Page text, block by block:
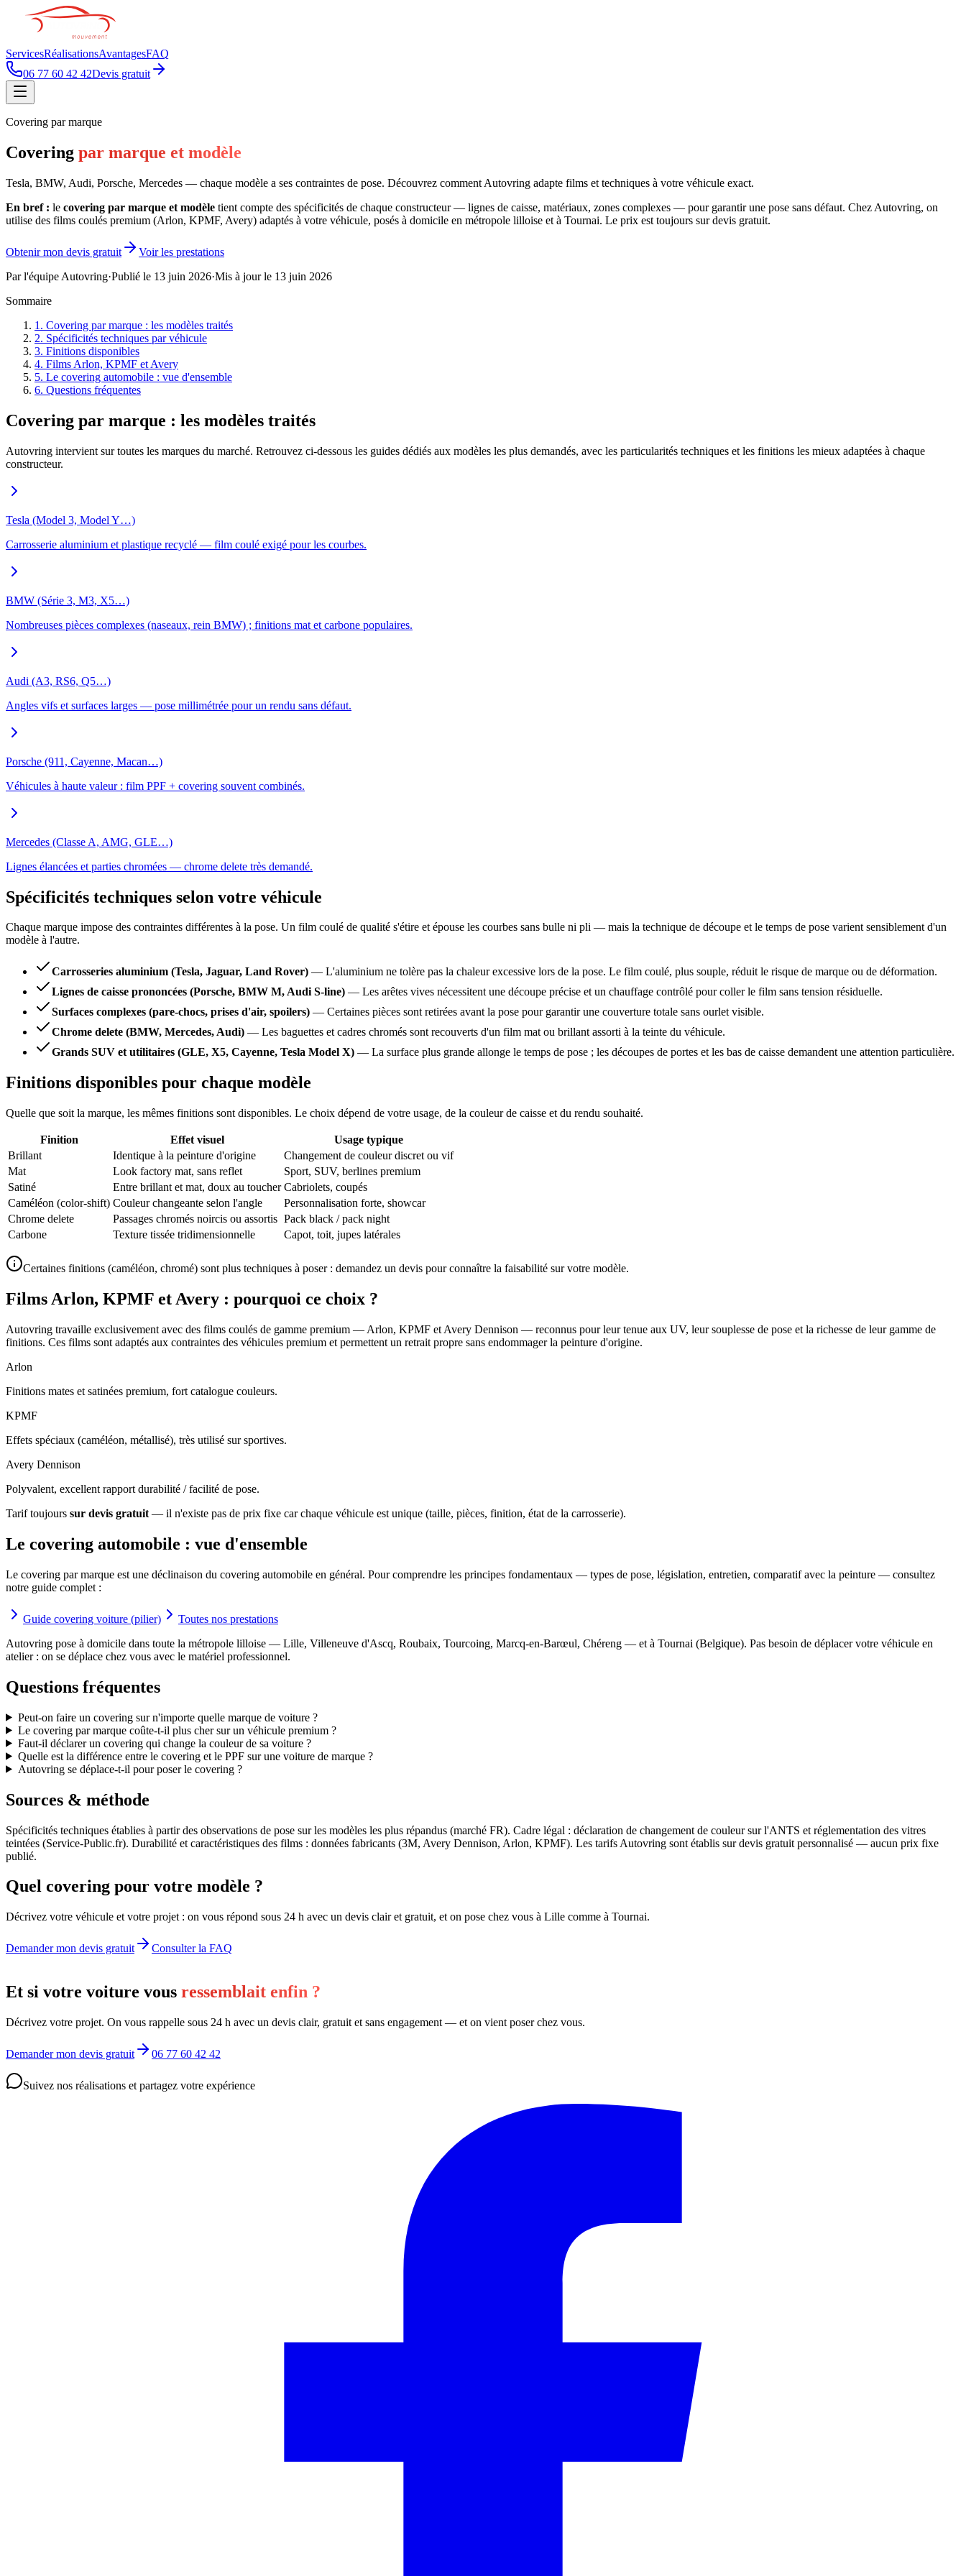
ServicesRéalisationsAvantagesFAQ
06 77 60 42 42Devis gratuit
Covering par marque
Covering par marque et modèle
Tesla, BMW, Audi, Porsche, Mercedes — chaque modèle a ses contraintes de pose. Découvrez comment Autovring adapte films et techniques à votre véhicule exact.
En bref : le covering par marque et modèle tient compte des spécificités de chaque constructeur — lignes de caisse, matériaux, zones complexes — pour garantir une pose sans défaut. Chez Autovring, on
utilise des films coulés premium (Arlon, KPMF, Avery) adaptés à votre véhicule, posés à domicile en métropole lilloise et à Tournai. Le prix est toujours sur devis gratuit.
Obtenir mon devis gratuit
Voir les prestations
Par l'équipe Autovring·Publié le 13 juin 2026·Mis à jour le 13 juin 2026
Sommaire
1 . Covering par marque : les modèles traités
2. Spécificités techniques par véhicule
3. Finitions disponibles
4. Films Arlon, KPMF et Avery
5. Le covering automobile : vue d'ensemble
6. Questions fréquentes
Covering par marque : les modèles traités
Autovring intervient sur toutes les marques du marché. Retrouvez ci-dessous les guides dédiés aux modèles les plus demandés, avec les particularités techniques et les finitions les mieux adaptées à chaque
constructeur.
Tesla (Model 3, Model Y…)
Carrosserie aluminium et plastique recyclé — film coulé exigé pour les courbes.
BMW (Série 3, M3, X5…)
Nombreuses pièces complexes (naseaux, rein BMW) ; finitions mat et carbone populaires.
Audi (A3, RS6, Q5…)
Angles vifs et surfaces larges — pose millimétrée pour un rendu sans défaut.
Porsche (911, Cayenne, Macan…)
Véhicules à haute valeur : film PPF + covering souvent combinés.
Mercedes (Classe A, AMG, GLE…)
Lignes élancées et parties chromées — chrome delete très demandé.
Spécificités techniques selon votre véhicule
Chaque marque impose des contraintes différentes à la pose. Un film coulé de qualité s'étire et épouse les courbes sans bulle ni pli — mais la technique de découpe et le temps de pose varient sensiblement d'un
modèle à l'autre.
Carrosseries aluminium (Tesla, Jaguar, Land Rover) — L'aluminium ne tolère pas la chaleur excessive lors de la pose. Le film coulé, plus souple, réduit le risque de marque ou de déformation.
Lignes de caisse prononcées (Porsche, BMW M, Audi S-line) — Les arêtes vives nécessitent une découpe précise et un chauffage contrôlé pour coller le film sans tension résiduelle.
Surfaces complexes (pare-chocs, prises d'air, spoilers) — Certaines pièces sont retirées avant la pose pour garantir une couverture totale sans ourlet visible.
Chrome delete (BMW, Mercedes, Audi) — Les baguettes et cadres chromés sont recouverts d'un film mat ou brillant assorti à la teinte du véhicule.
Grands SUV et utilitaires (GLE, X5, Cayenne, Tesla Model X) — La surface plus grande allonge le temps de pose ; les découpes de portes et les bas de caisse demandent une attention particulière.
Finitions disponibles pour chaque modèle
Quelle que soit la marque, les mêmes finitions sont disponibles. Le choix dépend de votre usage, de la couleur de caisse et du rendu souhaité.
Finition Effet visuel
Usage typique
Brillant
Identique à la peinture d'origine
Changement de couleur discret ou vif
Mat
Look factory mat, sans reflet
Sport, SUV, berlines premium
Satiné
Entre brillant et mat, doux au toucher Cabriolets, coupés
Caméléon (color-shift) Couleur changeante selon l'angle
Personnalisation forte, showcar
Chrome delete
Passages chromés noircis ou assortis Pack black / pack night
Carbone
Texture tissée tridimensionnelle Capot, toit, jupes latérales
Certaines finitions (caméléon, chromé) sont plus techniques à poser : demandez un devis pour connaître la faisabilité sur votre modèle.
Films Arlon, KPMF et Avery : pourquoi ce choix ?
Autovring travaille exclusivement avec des films coulés de gamme premium — Arlon, KPMF et Avery Dennison — reconnus pour leur tenue aux UV, leur souplesse de pose et la richesse de leur gamme de
finitions. Ces films sont adaptés aux contraintes des véhicules premium et permettent un retrait propre sans endommager la peinture d'origine.
Arlon
Finitions mates et satinées premium, fort catalogue couleurs.
KPMF
Effets spéciaux (caméléon, métallisé), très utilisé sur sportives.
Avery Dennison
Polyvalent, excellent rapport durabilité / facilité de pose.
Tarif toujours sur devis gratuit — il n'existe pas de prix fixe car chaque véhicule est unique (taille, pièces, finition, état de la carrosserie).
Le covering automobile : vue d'ensemble
Le covering par marque est une déclinaison du covering automobile en général. Pour comprendre les principes fondamentaux — types de pose, législation, entretien, comparatif avec la peinture — consultez
notre guide complet :
Guide covering voiture (pilier)
Toutes nos prestations
Autovring pose à domicile dans toute la métropole lilloise — Lille, Villeneuve d'Ascq, Roubaix, Tourcoing, Marcq-en-Barœul, Chéreng — et à Tournai (Belgique). Pas besoin de déplacer votre véhicule en
atelier : on se déplace chez vous avec le matériel professionnel.
Questions fréquentes
Peut-on faire un covering sur n'importe quelle marque de voiture ?
Le covering par marque coûte-t-il plus cher sur un véhicule premium ?
Faut-il déclarer un covering qui change la couleur de sa voiture ?
Quelle est la différence entre le covering et le PPF sur une voiture de marque ?
Autovring se déplace-t-il pour poser le covering ?
Sources & méthode
Spécificités techniques établies à partir des observations de pose sur les modèles les plus répandus (marché FR). Cadre légal : déclaration de changement de couleur sur l'ANTS et réglementation des vitres
teintées (Service-Public.fr). Durabilité et caractéristiques des films : données fabricants (3M, Avery Dennison, Arlon, KPMF). Les tarifs Autovring sont établis sur devis gratuit personnalisé — aucun prix fixe
publié.
Quel covering pour votre modèle ?
Décrivez votre véhicule et votre projet : on vous répond sous 24 h avec un devis clair et gratuit, et on pose chez vous à Lille comme à Tournai.
Demander mon devis gratuit Consulter la FAQ
Et si votre voiture vous ressemblait enfin ?
Décrivez votre projet. On vous rappelle sous 24 h avec un devis clair, gratuit et sans engagement — et on vient poser chez vous.
Demander mon devis gratuit 06 77 60 42 42
Suivez nos réalisations et partagez votre expérience